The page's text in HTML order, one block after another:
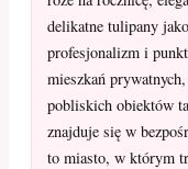
delikatne tulipany
profesjonalizm i
mieszkań
pobliskich obiektów
znajduje się w
to miasto, w którym